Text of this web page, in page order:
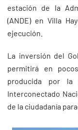
estación de la
(ANDE) en Villa
ejecución.
La inversión del
permitirá en
producida por la
Interconectado
de la ciudadanía